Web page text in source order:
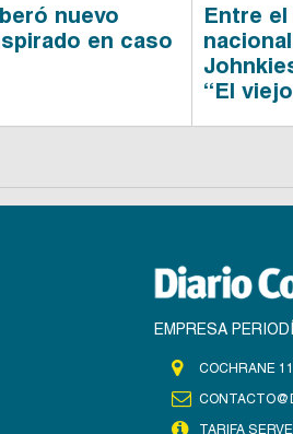
nuevo
en caso
Entre
“El
EMPRESA
COCHRANE
TARIFA